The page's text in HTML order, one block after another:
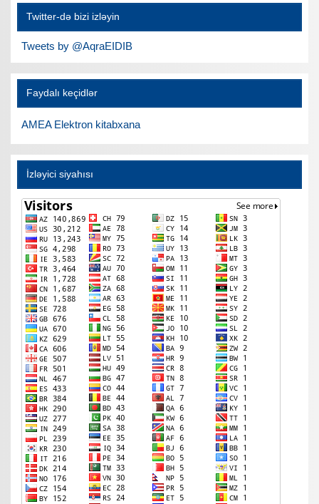
Twitter-də bizi izləyin
Tweets by @AqraEIDIB
Faydalı keçidlər
AMEA Elektron kitabxana
İzləyici siyahısı